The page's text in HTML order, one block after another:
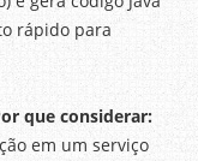
rápido para
que considerar:
em um serviço